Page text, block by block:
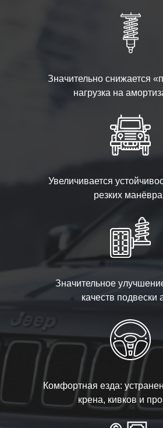
Значительно снижается
нагрузка на
Увеличивается
резких
Значительное
качеств подвески
Комфортная езда:
крена, кивков и